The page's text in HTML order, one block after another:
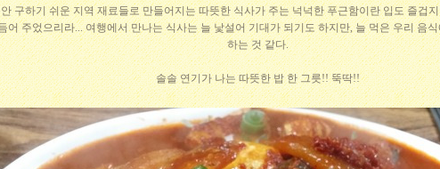
구하기 쉬운 지역 재료들로 만들어지는 따뜻한 식사가 주는 넉넉한 푸근함이란 입도 즐겁
어 주었으리라... 여행에서 만나는 식사는 늘 낯설어 기대가 되기도 하지만, 늘 먹은 우리 음
하는 것 같다.
솔솔 연기가 나는 따뜻한 밥 한 그릇!! 뚝딱!!